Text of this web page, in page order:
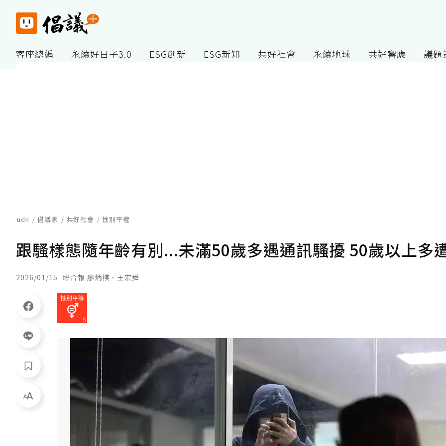
客座總編 永續好日子3.0 ESG創新 ESG新知 共好社會 永續地球 共好響應 議題
udn 倡議家 共好社會 性別平權
跟騷樣態隨年齡有別...未滿50歲多遇通訊騷擾 50歲以上多
2026/01/15 聯合報 廖炳棋、王宏舜